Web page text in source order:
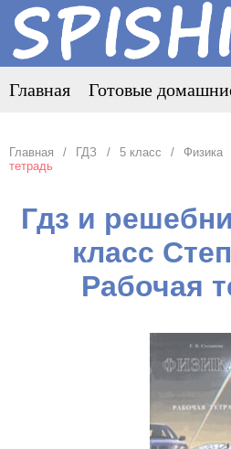
Главная Готовые
Главная ГДЗ 5 класс Физика
тетрадь
Гдз и
класс
Рабочая